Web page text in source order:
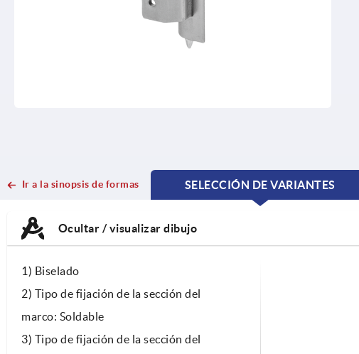
Ir a la sinopsis de formas
SELECCIÓN DE VARIANTES
CURRENT
CURRENT
Ocultar / visualizar dibujo
1) Biselado
2) Tipo de fijación de la sección del
marco: Soldable
3) Tipo de fijación de la sección del